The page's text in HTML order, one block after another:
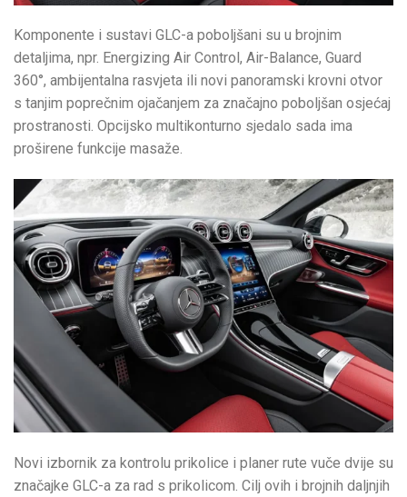
Komponente i sustavi GLC-a poboljšani su u brojnim
detaljima, npr. Energizing Air Control, Air-Balance, Guard
360°, ambijentalna rasvjeta ili novi panoramski krovni otvor
s tanjim poprečnim ojačanjem za značajno poboljšan osjećaj
prostranosti. Opcijsko multikonturno sjedalo sada ima
proširene funkcije masaže.
Novi izbornik za kontrolu prikolice i planer rute vuče dvije su
značajke GLC-a za rad s prikolicom. Cilj ovih i brojnih daljnjih